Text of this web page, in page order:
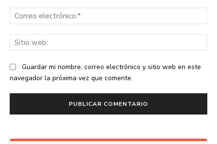
Guardar mi nombre, correo electrónico y sitio web en este
navegador la próxima vez que comente.